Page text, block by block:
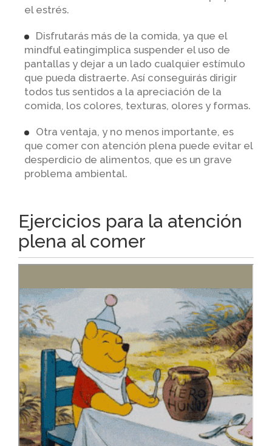
el estrés.
Disfrutarás más de la comida, ya que el
mindful eatingimplica suspender el uso de
pantallas y dejar a un lado cualquier estímulo
que pueda distraerte. Así conseguirás dirigir
todos tus sentidos a la apreciación de la
comida, los colores, texturas, olores y formas.
Otra ventaja, y no menos importante, es
que comer con atención plena puede evitar el
desperdicio de alimentos, que es un grave
problema ambiental.
Ejercicios para la atención
plena al comer